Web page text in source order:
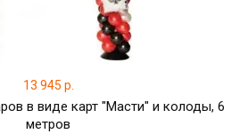
13 945 р.
в виде карт "Масти" и колоды, 6
метров